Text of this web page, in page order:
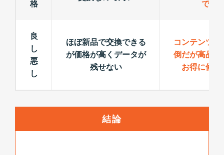
格
でお
良
し
悪
し
ほぼ新品で交換できる
が価格が高くデータが
残せない
コンテンツ手
倒だが高品質
お得に修理
結論